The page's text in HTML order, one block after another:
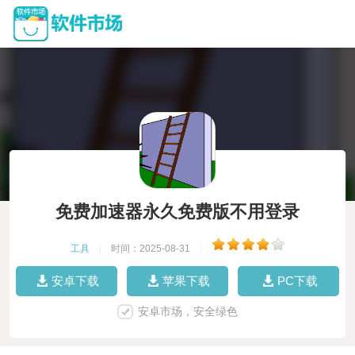
免费加速器永久免费版不用登录
工具 时间：2025-08-31
安卓下载 苹果下载 PC下载
安卓市场，安全绿色